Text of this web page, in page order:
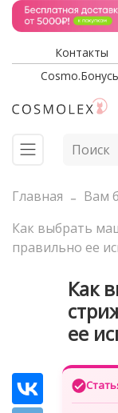
Контакты
Главная
Вам
Как выбрать
правильно ее
Как
ее